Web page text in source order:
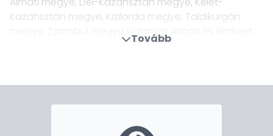
Kazahsztán megye, Kizilorda megye, Taldikurgán
megye, Zsambul megye valamint Almati és Simkent
városok. Dél-Kazahsztán mellett Tádzsikisztán teljes
programmal várja az érdeklődőket. Fesztiválok,
kiállítások, koncertek és sportesemények sokasága
Tovább